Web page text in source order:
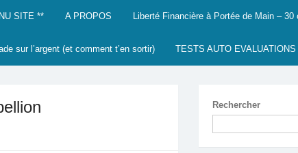
SITE ** A PROPOS Liberté Financière à Portée de Main – 30
sur l’argent (et comment t’en sortir) TESTS AUTO EVALUATIONS
Rechercher